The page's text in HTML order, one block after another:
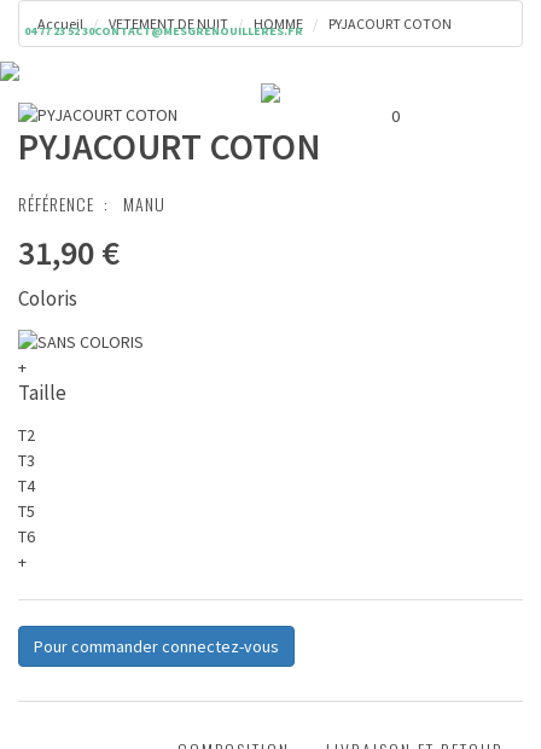
04 77 23 52 30CONTACT@MESGRENOUILLERES.FR
0
Accueil VETEMENT DE NUIT HOMME PYJACOURT COTON
PYJACOURT COTON
RÉFÉRENCE : MANU
31,90 €
Coloris
+
Taille
T2
T3
T4
T5
T6
+
Pour commander connectez-vous